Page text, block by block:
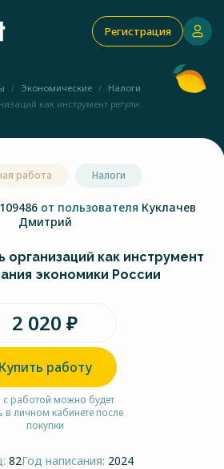
Регистрация
Экономические
Налоги
как инструмент регули...
работа Налоги
от пользователя Куклачев
Дмитрий
организаций как инструмент
экономики России
2 020 ₽
Купить работу
работой можно будет
в личном кабинете после
покупки
82Год написания: 2024